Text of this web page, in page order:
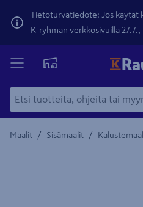
Tietoturvatiedote: Jos käytät
K-ryhmän verkkosivuilla 27.7.,
Maalit / Sisämaalit /
Yksityiskohtainen kuvaus